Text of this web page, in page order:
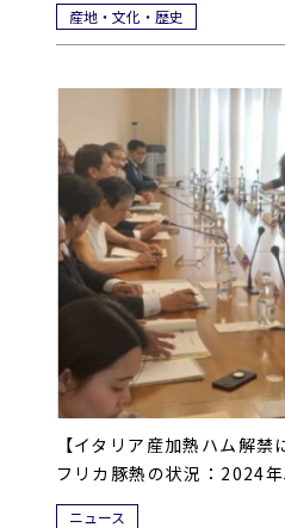
産地・文化・歴史
【イタリア産加熱ハム解
フリカ豚熱の状況：2024年
ニュース